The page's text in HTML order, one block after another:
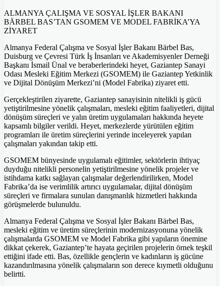
ALMANYA ÇALIŞMA VE SOSYAL İŞLER BAKANI
BÄRBEL BAS’TAN GSOMEM VE MODEL FABRİKA’YA
ZİYARET
Almanya Federal Çalışma ve Sosyal İşler Bakanı Bärbel Bas,
Duisburg ve Çevresi Türk İş İnsanları ve Akademisyenler Derneği
Başkanı İsmail Ünal ve beraberlerindeki heyet, Gaziantep Sanayi
Odası Mesleki Eğitim Merkezi (GSOMEM) ile Gaziantep Yetkinlik
ve Dijital Dönüşüm Merkezi’ni (Model Fabrika) ziyaret etti.
Gerçekleştirilen ziyarette, Gaziantep sanayisinin nitelikli iş gücü
yetiştirilmesine yönelik çalışmaları, mesleki eğitim faaliyetleri, dijital
dönüşüm süreçleri ve yalın üretim uygulamaları hakkında heyete
kapsamlı bilgiler verildi. Heyet, merkezlerde yürütülen eğitim
programları ile üretim süreçlerini yerinde inceleyerek yapılan
çalışmaları yakından takip etti.
GSOMEM bünyesinde uygulamalı eğitimler, sektörlerin ihtiyaç
duyduğu nitelikli personelin yetiştirilmesine yönelik projeler ve
istihdama katkı sağlayan çalışmalar değerlendirilirken, Model
Fabrika’da ise verimlilik artırıcı uygulamalar, dijital dönüşüm
süreçleri ve firmalara sunulan danışmanlık hizmetleri hakkında
görüşmelerde bulunuldu.
Almanya Federal Çalışma ve Sosyal İşler Bakanı Bärbel Bas,
mesleki eğitim ve üretim süreçlerinin modernizasyonuna yönelik
çalışmalarda GSOMEM ve Model Fabrika gibi yapıların önemine
dikkat çekerek, Gaziantep’te hayata geçirilen projelerin örnek teşkil
ettiğini ifade etti. Bas, özellikle gençlerin ve kadınların iş gücüne
kazandırılmasına yönelik çalışmaların son derece kıymetli olduğunu
belirtti.